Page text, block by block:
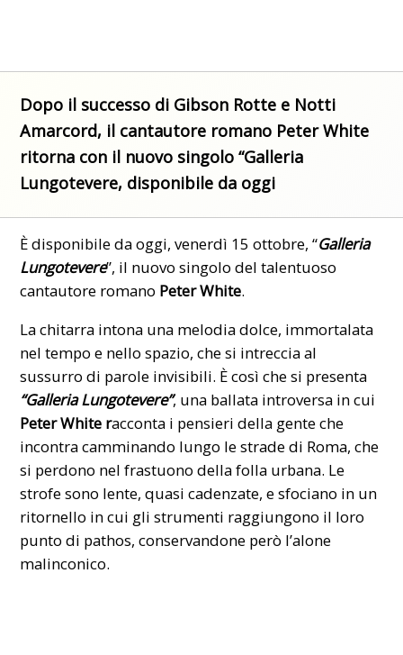
Dopo il successo di Gibson Rotte e Notti
Amarcord, il cantautore romano Peter White
ritorna con il nuovo singolo “Galleria
Lungotevere, disponibile da oggi
È disponibile da oggi, venerdì 15 ottobre, “Galleria
Lungotevere”, il nuovo singolo del talentuoso
cantautore romano Peter White.
La chitarra intona una melodia dolce, immortalata
nel tempo e nello spazio, che si intreccia al
sussurro di parole invisibili. È così che si presenta
“Galleria Lungotevere”, una ballata introversa in cui
Peter White racconta i pensieri della gente che
incontra camminando lungo le strade di Roma, che
si perdono nel frastuono della folla urbana. Le
strofe sono lente, quasi cadenzate, e sfociano in un
ritornello in cui gli strumenti raggiungono il loro
punto di pathos, conservandone però l’alone
malinconico.